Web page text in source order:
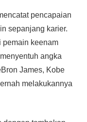
pencapaian
sepanjang karier.
pemain keenam
angka
James, Kobe
melakukannya